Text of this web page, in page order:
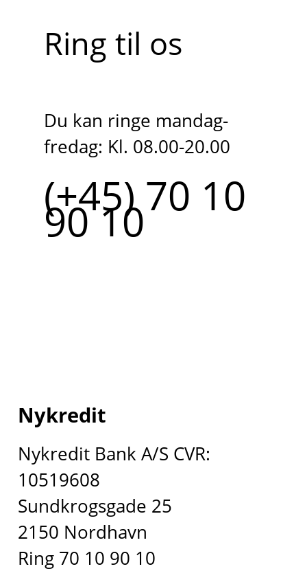
Ring til os
Du kan ringe mandag-
fredag: Kl. 08.00-20.00
(+45) 70 10
90 10
Nykredit
Nykredit Bank A/S CVR:
10519608
Sundkrogsgade 25
2150 Nordhavn
Ring 70 10 90 10